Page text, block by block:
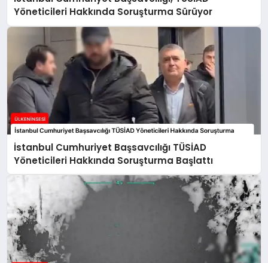
Yöneticileri Hakkında Soruşturma Sürüyor
İstanbul Cumhuriyet Başsavcılığı TÜSİAD
Yöneticileri Hakkında Soruşturma Başlattı